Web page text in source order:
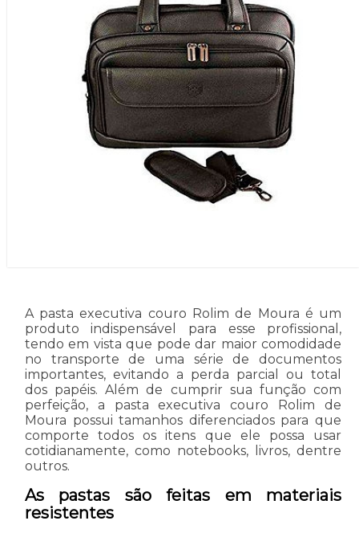
A pasta executiva couro Rolim de Moura é um
produto indispensável para esse profissional,
tendo em vista que pode dar maior comodidade
no transporte de uma série de documentos
importantes, evitando a perda parcial ou total
dos papéis. Além de cumprir sua função com
perfeição, a pasta executiva couro Rolim de
Moura possui tamanhos diferenciados para que
comporte todos os itens que ele possa usar
cotidianamente, como notebooks, livros, dentre
outros.
As pastas são feitas em materiais
resistentes